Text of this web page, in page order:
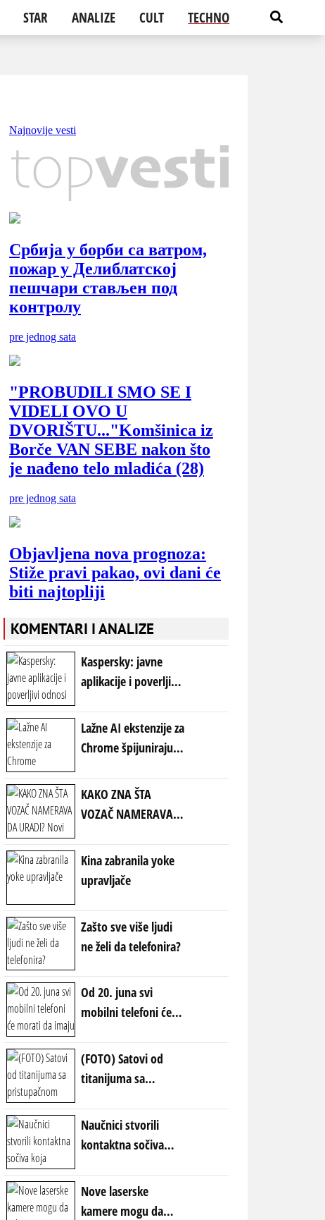
STAR ANALIZE CULT TECHNO
KOMENTARI I ANALIZE
Kaspersky: javne
aplikacije i poverljivi
sajber napade
Lažne AI ekstenzije za
Chrome špijuniraju
KAKO ZNA ŠTA
VOZAČ NAMERAVA
pokazivač smera na
zadnjem delu auta
zbunio vozače -
revolucija u
saobraćaju?
Kina zabranila yoke
upravljače
Zašto sve više ljudi
ne želi da telefonira?
Od 20. juna svi
mobilni telefoni će
nalepnicu: Nova
pravila EU
(FOTO) Satovi od
titanijuma sa
cenom: Marka koja
parira velikanima!
Naučnici stvorili
kontaktna sočiva
VID U MRAKU
Nove laserske
kamere mogu da